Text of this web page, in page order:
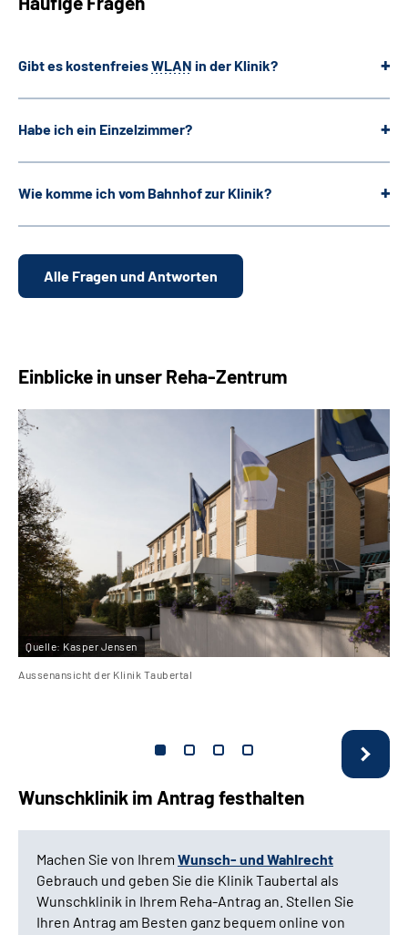
Gibt es kostenfreiesWLAN in der Klinik?
Habe ich ein Einzelzimmer?
Wie komme ich vom Bahnhof zur Klinik?
Alle Fragen und Antworten
Einblicke in unser Reha-Zentrum
Quelle: Kasper Jensen
Aussenansicht der Klinik Taubertal
Wunschklinik im Antrag festhalten
Machen Sie von Ihrem Wunsch- und Wahlrecht
Gebrauch und geben Sie die Klinik Taubertal als
Wunschklinik in Ihrem Reha-Antrag an. Stellen Sie
Ihren Antrag am Besten ganz bequem online von